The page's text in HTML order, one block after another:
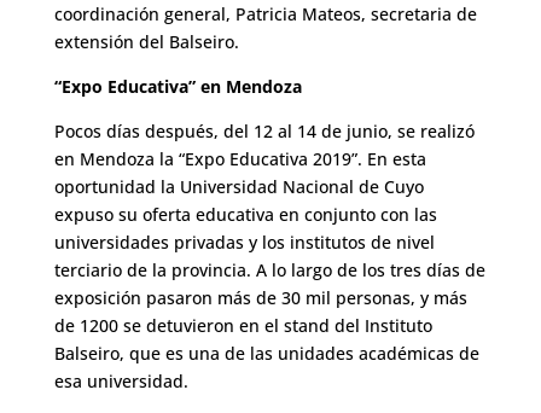
coordinación general, Patricia Mateos, secretaria de
extensión del Balseiro.
“Expo Educativa” en Mendoza
Pocos días después, del 12 al 14 de junio, se realizó
en Mendoza la “Expo Educativa 2019”. En esta
oportunidad la Universidad Nacional de Cuyo
expuso su oferta educativa en conjunto con las
universidades privadas y los institutos de nivel
terciario de la provincia. A lo largo de los tres días de
exposición pasaron más de 30 mil personas, y más
de 1200 se detuvieron en el stand del Instituto
Balseiro, que es una de las unidades académicas de
esa universidad.